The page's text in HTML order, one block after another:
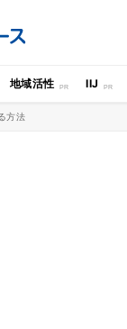
地域活性 IIJ
方法